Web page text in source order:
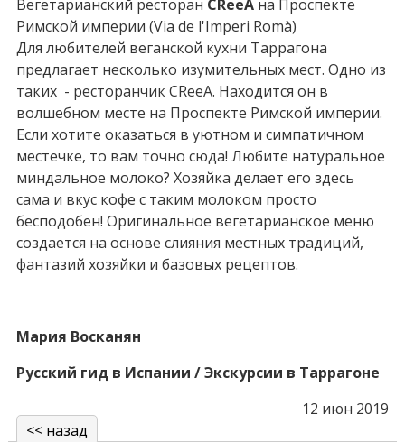
Вегетарианский ресторан CReeA на Проспекте
Римской империи (Via de l'Imperi Romà)
Для любителей веганской кухни Таррагона
предлагает несколько изумительных мест. Одно из
таких - ресторанчик CReeA. Находится он в
волшебном месте на Проспекте Римской империи.
Если хотите оказаться в уютном и симпатичном
местечке, то вам точно сюда! Любите натуральное
миндальное молоко? Хозяйка делает его здесь
сама и вкус кофе с таким молоком просто
бесподобен! Оригинальное вегетарианское меню
создается на основе слияния местных традиций,
фантазий хозяйки и базовых рецептов.
Мария Восканян
Русский гид в Испании / Экскурсии в Таррагоне
12 июн 2019
<< назад